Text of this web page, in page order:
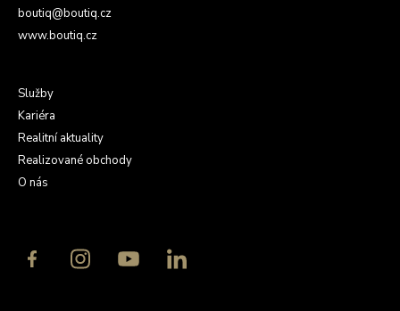
boutiq@boutiq.cz
www.boutiq.cz
Služby
Kariéra
Realitní aktuality
Realizované obchody
O nás